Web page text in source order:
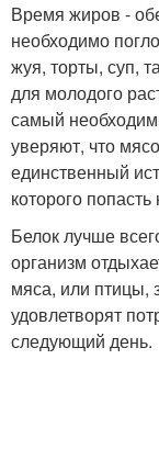
Время жиров -
необходимо
жуя, торты, суп,
для молодого
самый
уверяют, что
единственный
которого
Белок лучше
организм
мяса, или птицы,
удовлетворят
следующий день.